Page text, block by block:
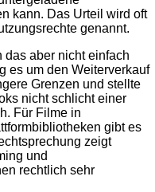
kann. Das Urteil wird oft
genannt.
aber nicht einfach
es um den Weiterverkauf
Grenzen und stellte
nicht schlicht einer
Für Filme in
gibt es
zeigt
und
rechtlich sehr